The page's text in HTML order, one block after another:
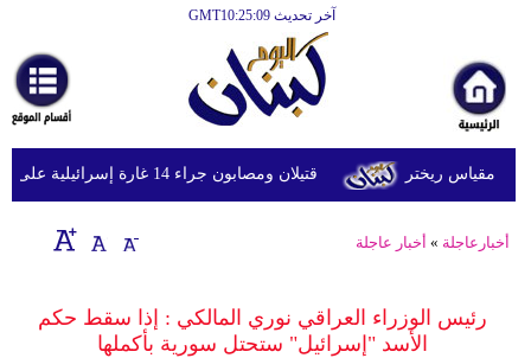
آخر تحديث GMT10:25:09
أخبارعاجلة
رياضة
ثقافة
إقتصاد
وموسيقى
قتيلان ومصابون جراء 14 غارة إسرائيلية على شرق وجنوب لبنان
أخبارعاجلة » أخبار عاجلة
رئيس الوزراء العراقي نوري المالكي : إذا سقط حكم
الأسد "إسرائيل" ستحتل سورية بأكملها